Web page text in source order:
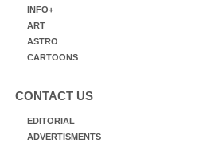
INFO+
ART
ASTRO
CARTOONS
CONTACT US
EDITORIAL
ADVERTISMENTS